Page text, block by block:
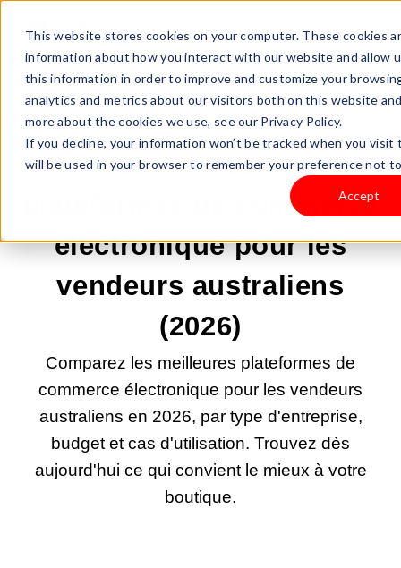
This website stores cookies on your computer. These cookies
information about how you interact with our website and allow
this information in order to improve and customize your
analytics and metrics about our visitors both on this website
more about the cookies we use, see our Privacy Policy.
If you decline, your information won’t be tracked when you
will be used in your browser to remember your preference not
Accept
9 JUIN 2026 09:00:00 | CRÉER UNE ENTREPRISE
Les meilleures
plateformes de commerce
électronique pour les
vendeurs australiens
(2026)
Comparez les meilleures plateformes de
commerce électronique pour les vendeurs
australiens en 2026, par type d'entreprise,
budget et cas d'utilisation. Trouvez dès
aujourd'hui ce qui convient le mieux à votre
boutique.